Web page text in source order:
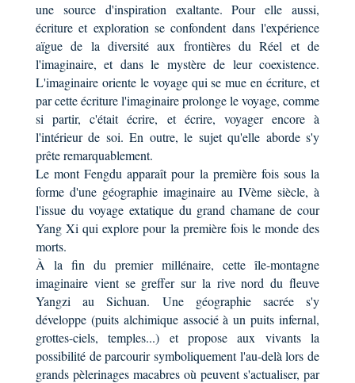
une source d'inspiration exaltante. Pour elle aussi,
écriture et exploration se confondent dans l'expérience
aïgue de la diversité aux frontières du Réel et de
l'imaginaire, et dans le mystère de leur coexistence.
L'imaginaire oriente le voyage qui se mue en écriture, et
par cette écriture l'imaginaire prolonge le voyage, comme
si partir, c'était écrire, et écrire, voyager encore à
l'intérieur de soi. En outre, le sujet qu'elle aborde s'y
prête remarquablement.
Le mont Fengdu apparaît pour la première fois sous la
forme d'une géographie imaginaire au IVème siècle, à
l'issue du voyage extatique du grand chamane de cour
Yang Xi qui explore pour la première fois le monde des
morts.
À la fin du premier millénaire, cette île-montagne
imaginaire vient se greffer sur la rive nord du fleuve
Yangzi au Sichuan. Une géographie sacrée s'y
développe (puits alchimique associé à un puits infernal,
grottes-ciels, temples...) et propose aux vivants la
possibilité de parcourir symboliquement l'au-delà lors de
grands pèlerinages macabres où peuvent s'actualiser, par